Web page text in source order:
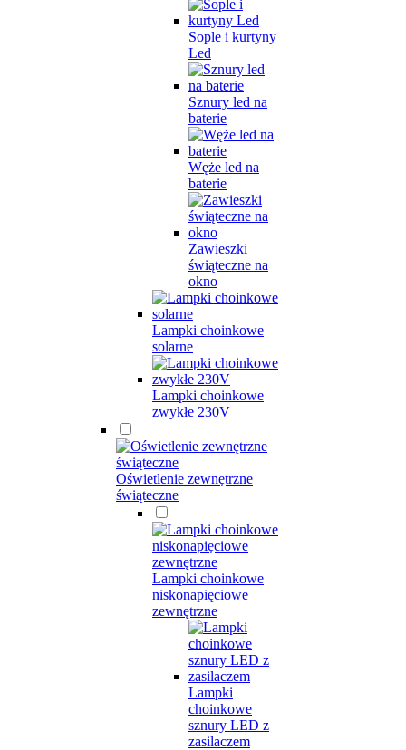
Sople i kurtyny
Led
Sznury led na
baterie
Węże led na
baterie
Zawieszki
świąteczne na
okno
Lampki choinkowe
solarne
Lampki choinkowe
zwykłe 230V
Oświetlenie zewnętrzne
świąteczne
Lampki choinkowe
niskonapięciowe
zewnętrzne
Lampki
choinkowe
sznury LED z
zasilaczem